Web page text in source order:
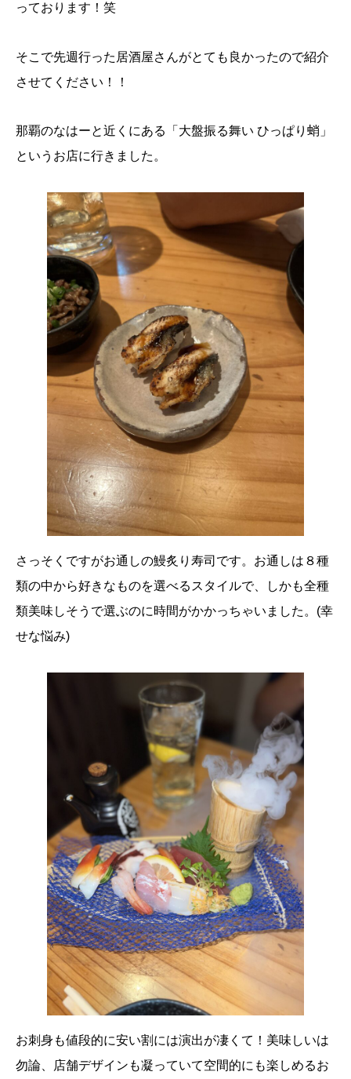
っております！笑
そこで先週行った居酒屋さんがとても良かったので紹介
させてください！！
那覇のなはーと近くにある「大盤振る舞い ひっぱり蛸」
というお店に行きました。
さっそくですがお通しの鰻炙り寿司です。お通しは８種
類の中から好きなものを選べるスタイルで、しかも全種
類美味しそうで選ぶのに時間がかかっちゃいました。(幸
せな悩み)
お刺身も値段的に安い割には演出が凄くて！美味しいは
勿論、店舗デザインも凝っていて空間的にも楽しめるお